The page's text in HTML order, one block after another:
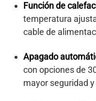
Función de
temperatura
cable de
Apagado
con opciones de
mayor seguridad